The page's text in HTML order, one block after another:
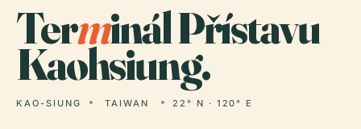
Terminál Přístavu
Kaohsiung.
KAO-SIUNG TAIWAN 22° N · 120° E